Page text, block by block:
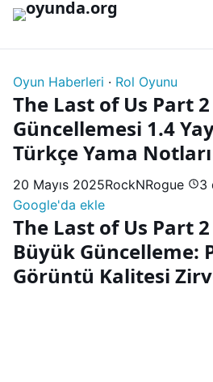
İçeriğe geç
Oyun Haberleri · Rol Oyunu
The Last of Us Part
Güncellemesi 1.4
Türkçe Yama Notları
20 Mayıs 2025RockNRogue
3
Google'da ekle
The Last of Us Part
Büyük Güncelleme:
Görüntü Kalitesi